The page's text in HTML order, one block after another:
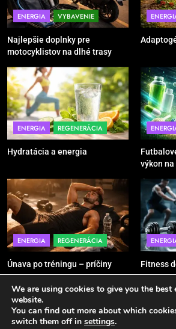
TRX systém
VYBAVENIE
5
Ako vybrať
obuv správne
POMÔCKY
6
Ako
pomôcky
POMÔCKY
7
Pomôcky na
POMÔCKY
8
Najlepšie
ENERGIA VYBAVENIE
Najlepšie doplnky pre
motocyklistov na dlhé trasy
ENERGIA REGENERÁCIA
Hydratácia a energia
výkon
ENERGIA REGENERÁCIA
Únava po tréningu – príčiny Fitness
Sport - Active 2026. Powered By
We are using cookies to give you the best
website.
You can find out more about which
switch them off in settings.